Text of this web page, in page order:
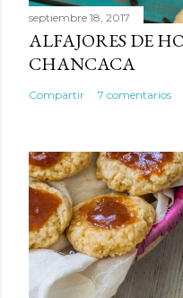
septiembre 18, 2017
ALFAJORES DE
CHANCACA
Compartir 7 comentarios